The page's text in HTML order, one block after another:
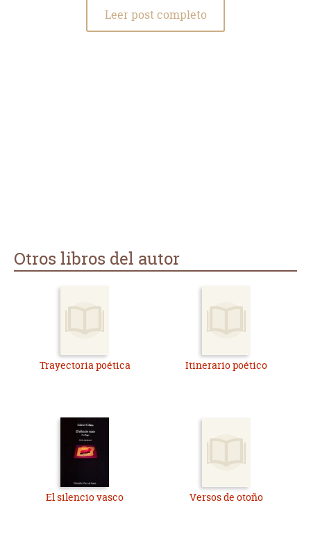
Leer post completo
Otros libros del autor
Trayectoria poética Itinerario poético
El silencio vasco Versos de otoño